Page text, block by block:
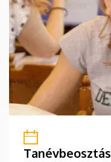
Tanévbeosztás